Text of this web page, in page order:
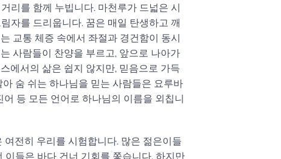
리를 함께 누빕니다. 마천루가 드넓은 시
자를 드리웁니다. 꿈은 매일 탄생하고 깨
교통 체증 속에서 좌절과 경건함이 동시
사람들이 찬양을 부르고, 앞으로 나아가
에서의 삶은 쉽지 않지만, 믿음으로 가득
숨 쉬는 하나님을 믿는 사람들은 요루바
어 등 모든 언어로 하나님의 이름을 외칩니
여전히 우리를 시험합니다. 많은 젊은이들
이들은 바다 건너 기회를 쫓습니다. 하지만